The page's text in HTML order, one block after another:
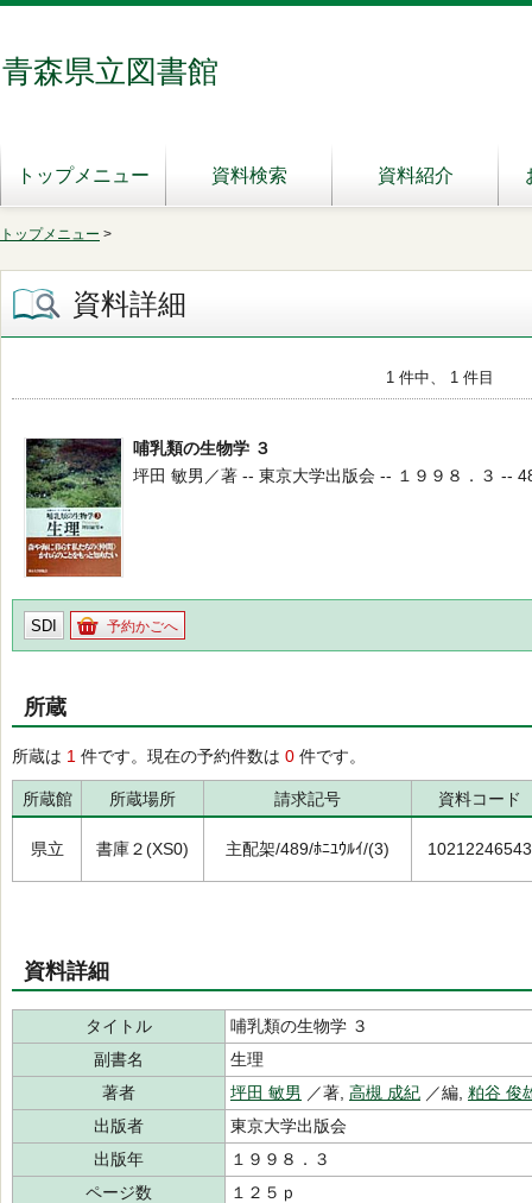
青森県立図書館
トップメニュー 資料検索 資料紹介
トップメニュー >
資料詳細
1 件中、 1 件目
哺乳類の生物学 ３
坪田 敏男／著 -- 東京大学出版会 -- １９９８．３ --
SDI 予約かごへ
所蔵
所蔵は 1 件です。現在の予約件数は 0 件です。
所蔵館 所蔵場所 請求記号 資料コード
県立 書庫２(XS0) 主配架/489/ﾎﾆﾕｳﾙｲ/(3) 10212246543
資料詳細
タイトル
哺乳類の生物学 ３
副書名
生理
著者
坪田 敏男 ／著, 高槻 成紀 ／編, 粕谷 俊
出版者
東京大学出版会
出版年
１９９８．３
ページ数
１２５ｐ